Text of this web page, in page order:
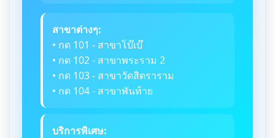
สาขาต่างๆ:
• กด 101 - สาขาโบ๊เบ๊
• กด 102 - สาขาพระราม 2
• กด 103 - สาขาวัดสิตราราม
• กด 104 - สาขาพันท้าย
บริการพิเศษ: